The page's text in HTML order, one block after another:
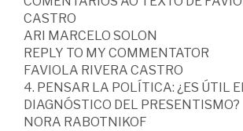
CASTRO
ARI MARCELO SOLON
REPLY TO MY COMMENTATOR
FAVIOLA RIVERA CASTRO
4. PENSAR LA POLÍTICA: ¿ES ÚTIL
DIAGNÓSTICO DEL PRESENTISMO?
NORA RABOTNIKOF